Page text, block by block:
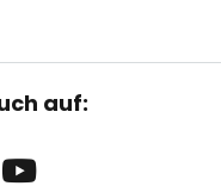
auf: